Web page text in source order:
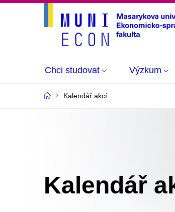
Chci studovat Výzkum
Kalendář akcí
Kalendář